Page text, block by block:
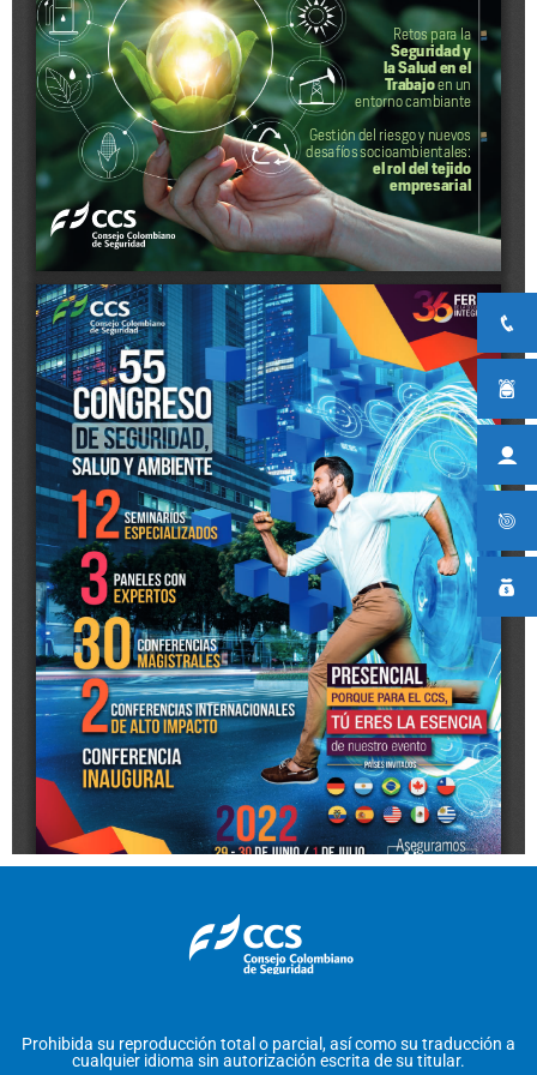
Prohibida su reproducción total o parcial, así como su traducción a
cualquier idioma sin autorización escrita de su titular.